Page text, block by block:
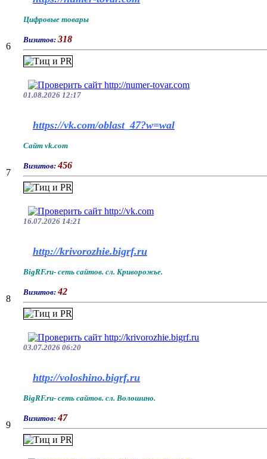
6
Цифровые товары
Визитов: 318
01.08.2026 12:17
7
https://vk.com/oblast_47?w=wal
Сайт vk.com
Визитов: 456
16.07.2026 14:21
8
http://krivorozhie.bigrf.ru
BigRF.ru- сеть сайтов. сл. Криворожье.
Визитов: 42
03.07.2026 06:20
9
http://voloshino.bigrf.ru
BigRF.ru- сеть сайтов. сл. Волошино.
Визитов: 47